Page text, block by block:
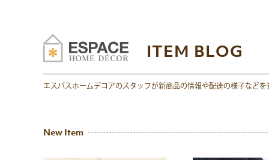
ITEM BLOG
エスパスホームデコアのスタッフが新商品の情報や配達の様子などを
New Item